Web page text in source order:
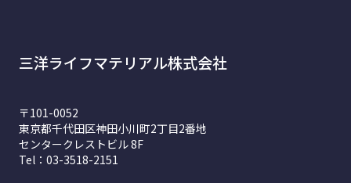
三洋ライフマテリアル株式会社
〒101-0052
東京都千代田区神田小川町2丁目2番地
センタークレストビル 8F
Tel：03-3518-2151